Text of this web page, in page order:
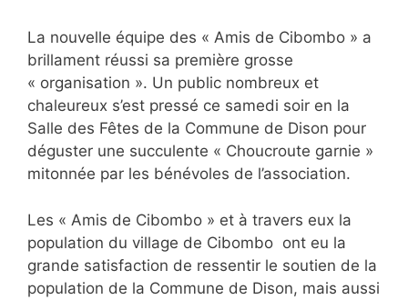
La nouvelle équipe des « Amis de Cibombo » a
brillament réussi sa première grosse
« organisation ». Un public nombreux et
chaleureux s’est pressé ce samedi soir en la
Salle des Fêtes de la Commune de Dison pour
déguster une succulente « Choucroute garnie »
mitonnée par les bénévoles de l’association.
Les « Amis de Cibombo » et à travers eux la
population du village de Cibombo ont eu la
grande satisfaction de ressentir le soutien de la
population de la Commune de Dison, mais aussi